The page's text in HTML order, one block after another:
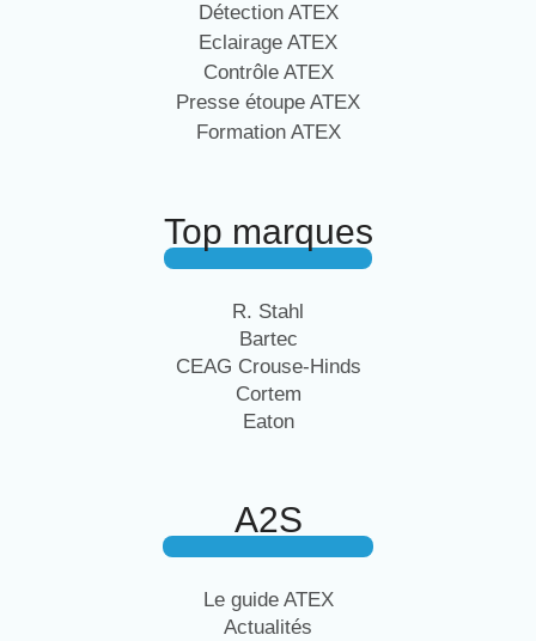
Détection ATEX
Eclairage ATEX
Contrôle ATEX
Presse étoupe ATEX
Formation ATEX
Top marques
R. Stahl
Bartec
CEAG Crouse-Hinds
Cortem
Eaton
A2S
Le guide ATEX
Actualités